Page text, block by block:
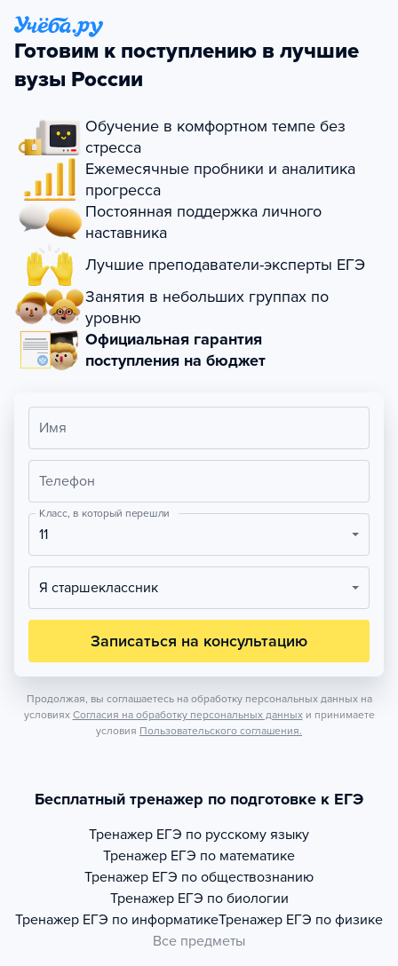
Готовим к поступлению в лучшие
вузы России
Обучение в комфортном темпе без
стресса
Ежемесячные пробники и аналитика
прогресса
Постоянная поддержка личного
наставника
Лучшие преподаватели-эксперты ЕГЭ
Занятия в небольших группах по
уровню
Официальная гарантия
поступления на бюджет
Имя
Телефон
Класс, в который перешли
11
Я старшеклассник
Записаться на консультацию
Продолжая, вы соглашаетесь на обработку персональных данных на
условиях Согласия на обработку персональных данных и принимаете
условия Пользовательского соглашения.
Бесплатный тренажер по подготовке к ЕГЭ
Тренажер ЕГЭ по русскому языку
Тренажер ЕГЭ по математике
Тренажер ЕГЭ по обществознанию
Тренажер ЕГЭ по биологии
Тренажер ЕГЭ по информатикеТренажер ЕГЭ по физике
Все предметы